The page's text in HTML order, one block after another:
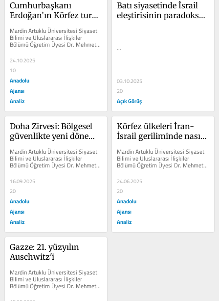
Cumhurbaşkanı
Erdoğan’ın Körfez turu:
Bölgesel sahiplenme
hamlesi
Mardin Artuklu Üniversitesi Siyaset
Bilimi ve Uluslararası İlişkiler
Bölümü Öğretim Üyesi Dr. Mehmet
Rakipoğlu, Cumhurbaşkanı Recep...
24.10.2025
10
Anadolu
Ajansı
Analiz
Batı siyasetinde İsrail
eleştirisinin paradoksal
...
03.10.2025
20
Açık Görüş
Doha Zirvesi: Bölgesel
güvenlikte yeni dönem
Mardin Artuklu Üniversitesi Siyaset
Bilimi ve Uluslararası İlişkiler
Bölümü Öğretim Üyesi Dr. Mehmet
Rakipoğlu, 15 Eylül'de Doha'da...
16.09.2025
20
Anadolu
Ajansı
Analiz
Körfez ülkeleri İran-
İsrail geriliminde nasıl
konumlandı?
Mardin Artuklu Üniversitesi Siyaset
Bilimi ve Uluslararası İlişkiler
Bölümü Öğretim Üyesi Dr. Mehmet
Rakipoğlu, İran-İsrail geriliminde...
24.06.2025
20
Anadolu
Ajansı
Analiz
Gazze: 21. yüzyılın
Auschwitz'i
Mardin Artuklu Üniversitesi Siyaset
Bilimi ve Uluslararası İlişkiler
Bölümü Öğretim Üyesi Dr. Mehmet
Rakipoğlu, İsrail'in Gazze'de...